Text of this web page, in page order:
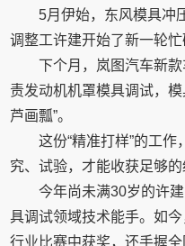
5月伊始，东风模具冲
调整工许建开始了新一轮忙
下个月，岚图汽车新
责发动机机罩模具调试，
芦画瓢”。
这份“精准打样”的工
究、试验，才能收获足够的
今年尚未满30岁的许
具调试领域技术能手。如
行业比赛中获奖，还手握